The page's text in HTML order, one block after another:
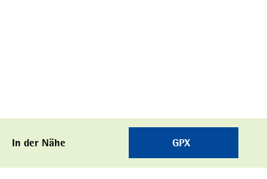
In der Nähe GPX